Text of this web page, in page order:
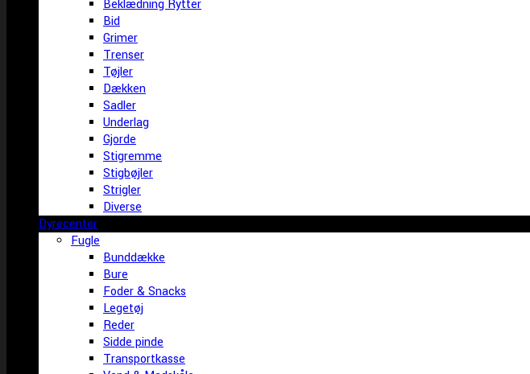
Beklædning Rytter
Bid
Grimer
Trenser
Tøjler
Dækken
Sadler
Underlag
Gjorde
Stigremme
Stigbøjler
Strigler
Diverse
Dyrecenter
Fugle
Bunddække
Bure
Foder & Snacks
Legetøj
Reder
Sidde pinde
Transportkasse